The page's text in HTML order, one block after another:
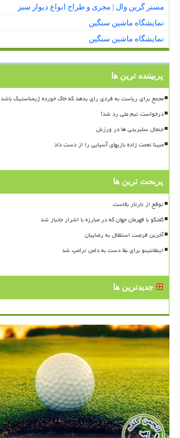
مستر گرین وال | مجری و طراح انواع دیوار سبز
نمایشگاه ماشین سنگین
نمایشگاه ماشین سنگین
پربیننده ترین ها
مجمع برای ریاست به فردی رای بدهد که خاک خورده ژیمناستیک باشد
درخواست تیم ملی رد شد!
جنجال سلبریتی ها در ورزش
مبینا نعمت زاده بازیهای آسیایی را از دست داد
پربحث ترین ها
توقع از تارتار بالاست
گفتگو با قهرمان جهان که در مبارزه با اشرار جانباز شد
آخرین فرصت استقلال به رضاییان
اینفانتینو برای بقا دست به دامن ترامپ شد
جدیدترین ها